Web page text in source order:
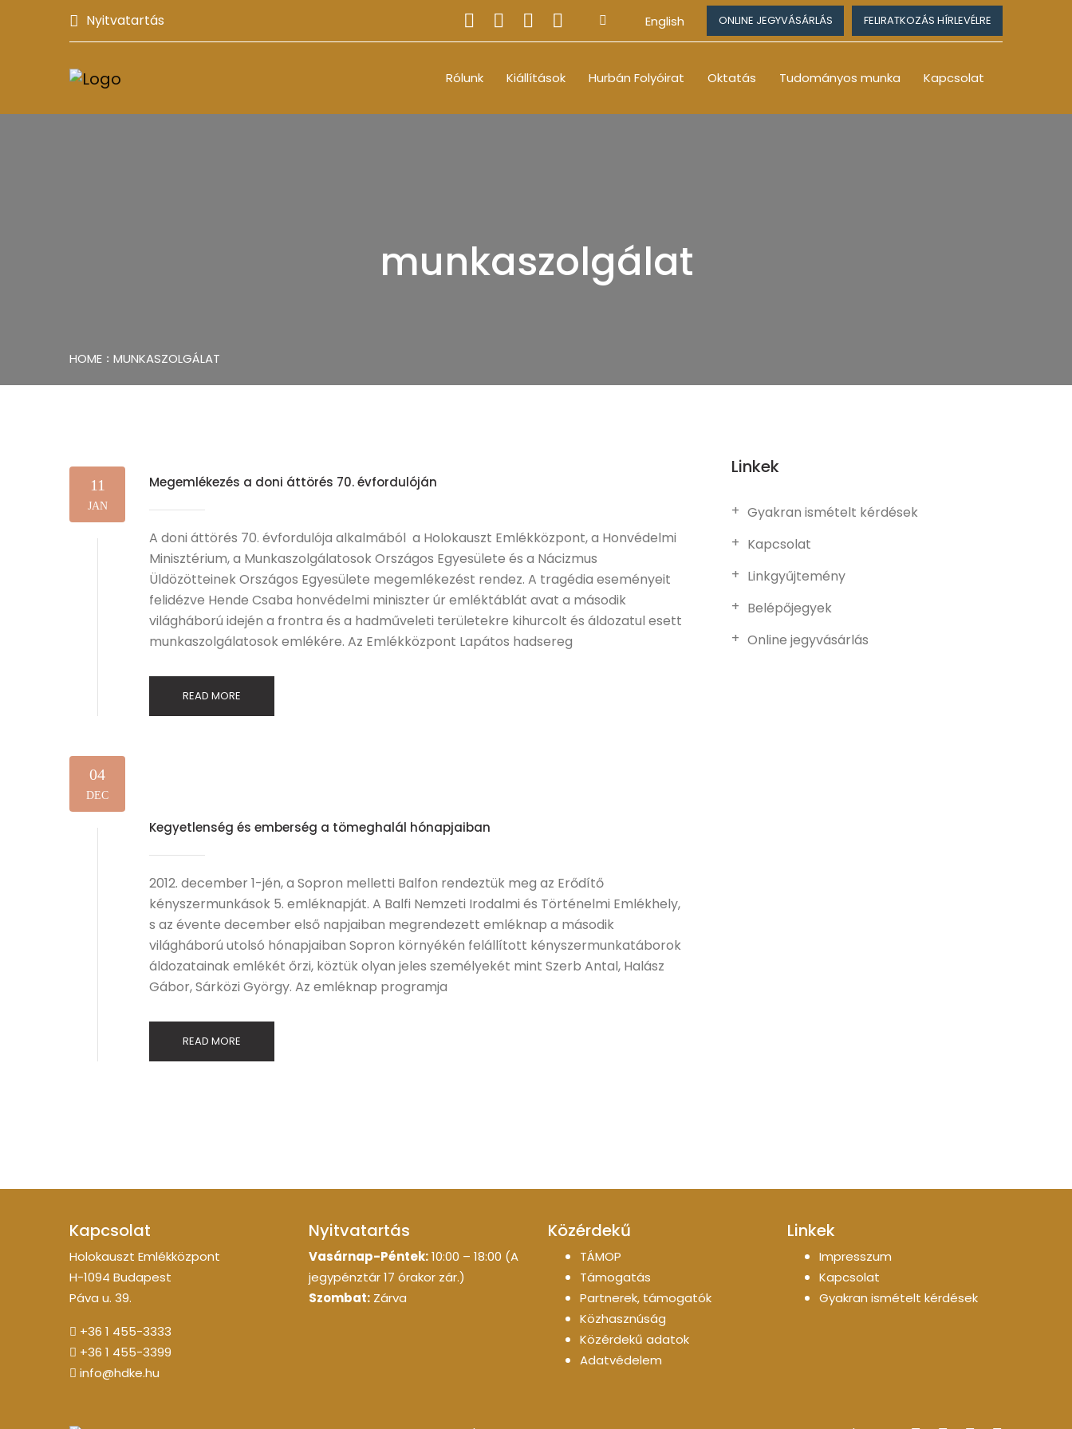
Nyitvatartás English ONLINE JEGYVÁSÁRLÁS FELIRATKOZÁS HÍRLEVÉLRE
Rólunk Kiállítások Hurbán Folyóirat Oktatás Tudományos munka Kapcsolat
munkaszolgálat
HOME MUNKASZOLGÁLAT
11
JAN
Megemlékezés a doni áttörés 70. évfordulóján
A doni áttörés 70. évfordulója alkalmából a Holokauszt Emlékközpont, a Honvédelmi
Minisztérium, a Munkaszolgálatosok Országos Egyesülete és a Nácizmus
Üldözötteinek Országos Egyesülete megemlékezést rendez. A tragédia eseményeit
felidézve Hende Csaba honvédelmi miniszter úr emléktáblát avat a második
világháború idején a frontra és a hadműveleti területekre kihurcolt és áldozatul esett
munkaszolgálatosok emlékére. Az Emlékközpont Lapátos hadsereg
READ MORE
04
DEC
Kegyetlenség és emberség a tömeghalál hónapjaiban
2012. december 1-jén, a Sopron melletti Balfon rendeztük meg az Erődítő
kényszermunkások 5. emléknapját. A Balfi Nemzeti Irodalmi és Történelmi Emlékhely,
s az évente december első napjaiban megrendezett emléknap a második
világháború utolsó hónapjaiban Sopron környékén felállított kényszermunkatáborok
áldozatainak emlékét őrzi, köztük olyan jeles személyekét mint Szerb Antal, Halász
Gábor, Sárközi György. Az emléknap programja
READ MORE
Linkek
Gyakran ismételt kérdések
Kapcsolat
Linkgyűjtemény
Belépőjegyek
Online jegyvásárlás
Kapcsolat
Holokauszt Emlékközpont
H-1094 Budapest
Páva u. 39.
+36 1 455-3333
+36 1 455-3399
info@hdke.hu
Nyitvatartás
Vasárnap-Péntek:10:00 – 18:00 (A
jegypénztár 17 órakor zár.)
Szombat: Zárva
Közérdekű
TÁMOP
Támogatás
Partnerek, támogatók
Közhasznúság
Közérdekű adatok
Adatvédelem
Linkek
Impresszum
Kapcsolat
Gyakran ismételt kérdések